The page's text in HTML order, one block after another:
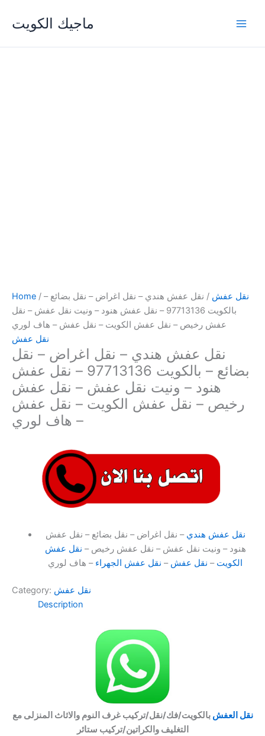
content
ماجيك الكويت
Home / نقل عفش / نقل عفش هندي – نقل اغراض – نقل بضائع –
بالكويت 97713136 – نقل عفش هنود – ونيت نقل عفش – نقل
عفش رخيص – نقل عفش الكويت – نقل عفش – هاف لوري
نقل عفش
نقل عفش هندي – نقل اغراض – نقل
بضائع – بالكويت 97713136 – نقل عفش
هنود – ونيت نقل عفش – نقل عفش
رخيص – نقل عفش الكويت – نقل عفش
– هاف لوري
نقل عفش هندي – نقل اغراض – نقل بضائع – نقل عفش
هنود – ونيت نقل عفش – نقل عفش رخيص – نقل عفش
الكويت –نقل عفش – نقل عفش الجهراء – هاف لوري
Category: نقل عفش
Description
نقل العفش بالكويت/فك/نقل/تركيب غرف النوم والاثاث المنزلى مع
التغليف والكراتين/تركيب ستائر